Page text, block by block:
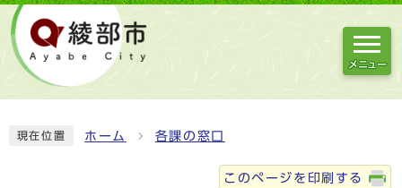
メニュー
現在位置 ホーム 各課の窓口
このページを印刷する